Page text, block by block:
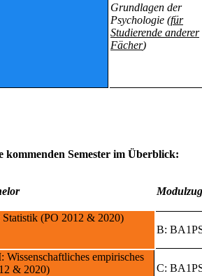
Grundlagen der
Psychologie (für
Studierende anderer
Fächer)
Semester im Überblick:
(PO 2012 & 2020)
B:
Wissenschaftliches empirisches
& 2020)
C: